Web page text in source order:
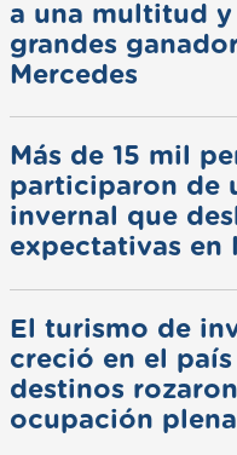
a una multitud
grandes
Mercedes
Más de 15 mil
participaron de
invernal que
expectativas en
El turismo de
creció en el
destinos
ocupación plena